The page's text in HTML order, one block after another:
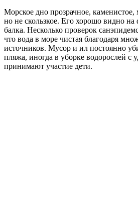
Морское дно прозрачное, каменистое,
но не скользкое. Его хорошо видно
балка. Несколько проверок
что вода в море чистая благодаря
источников. Мусор и ил постоянно
пляжа, иногда в уборке водорослей с
принимают участие дети.